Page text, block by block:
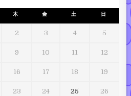
木 金 土 日
2 3 4 5
9 10 11 12
16 17 18 19
23 24 25 26